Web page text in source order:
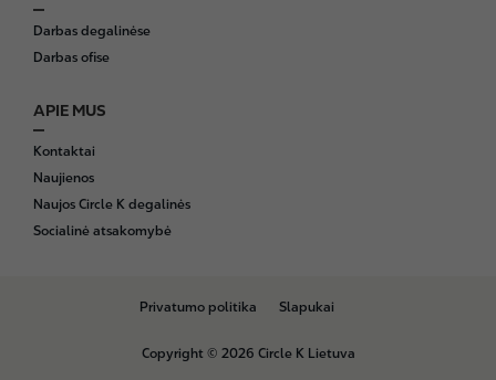
Darbas degalinėse
Darbas ofise
APIE MUS
Kontaktai
Naujienos
Naujos Circle K degalinės
Socialinė atsakomybė
B
t
Privatumo politika Slapukai
Copyright © 2026 Circle K Lietuva